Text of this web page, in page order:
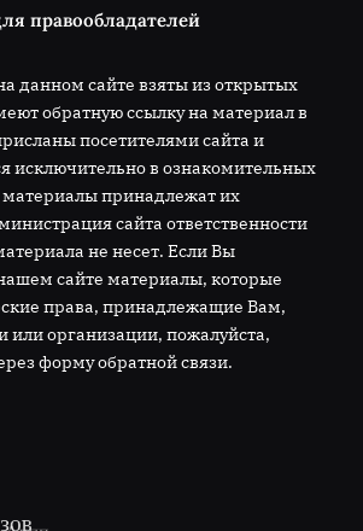
правообладателей
данном сайте взяты из открытых
обратную ссылку на материал в
посетителями сайта и
исключительно в ознакомительных
принадлежат их
сайта ответственности
не несет. Если Вы
сайте материалы, которые
права, принадлежащие Вам,
организации, пожалуйста,
форму обратной связи.